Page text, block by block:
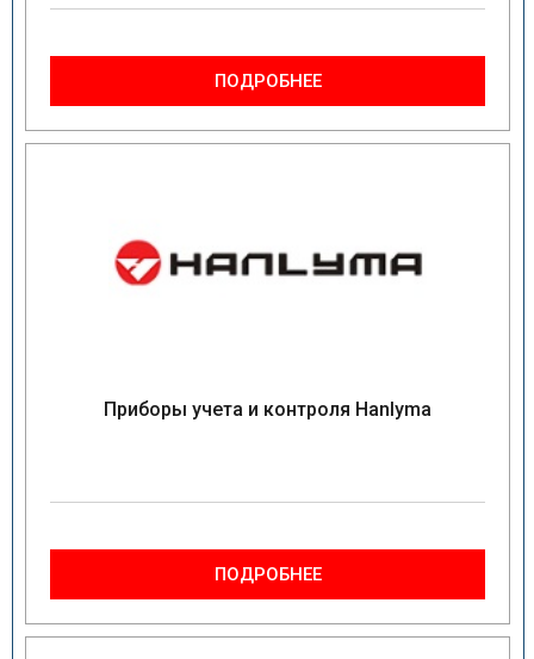
ПОДРОБНЕЕ
Приборы учета и контроля Hanlyma
ПОДРОБНЕЕ